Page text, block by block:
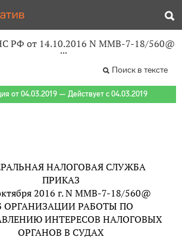
РФ от 14.10.2016 N ММВ-7-18/560@
Поиск в тексте
от 04.03.2019 — Действует с 04.03.2019
НАЛОГОВАЯ СЛУЖБА
ПРИКАЗ
2016 г. N ММВ-7-18/560@
ОРГАНИЗАЦИИ РАБОТЫ ПО
ИНТЕРЕСОВ НАЛОГОВЫХ
ОРГАНОВ В СУДАХ